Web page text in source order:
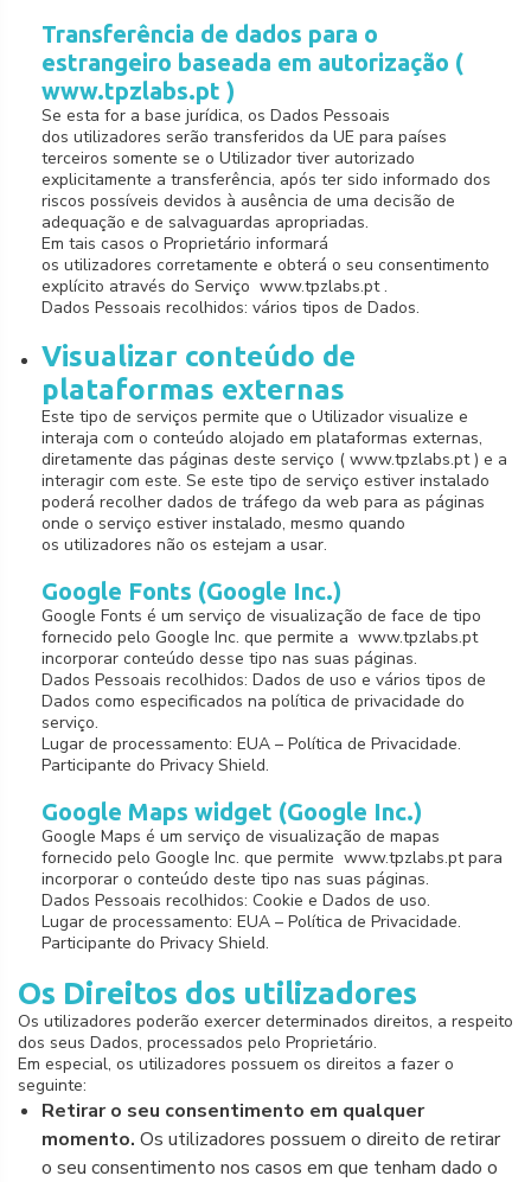
Transferência de dados para o
estrangeiro baseada em autorização (
www.tpzlabs.pt )
Se esta for a base jurídica, os Dados Pessoais
dos utilizadores serão transferidos da UE para países
terceiros somente se o Utilizador tiver autorizado
explicitamente a transferência, após ter sido informado dos
riscos possíveis devidos à ausência de uma decisão de
adequação e de salvaguardas apropriadas.
Em tais casos o Proprietário informará
os utilizadores corretamente e obterá o seu consentimento
explícito através do Serviço www.tpzlabs.pt .
Dados Pessoais recolhidos: vários tipos de Dados.
Visualizar conteúdo de
plataformas externas
Este tipo de serviços permite que o Utilizador visualize e
interaja com o conteúdo alojado em plataformas externas,
diretamente das páginas deste serviço ( www.tpzlabs.pt ) e a
interagir com este. Se este tipo de serviço estiver instalado
poderá recolher dados de tráfego da web para as páginas
onde o serviço estiver instalado, mesmo quando
os utilizadores não os estejam a usar.
Google Fonts (Google Inc.)
Google Fonts é um serviço de visualização de face de tipo
fornecido pelo Google Inc. que permite a www.tpzlabs.pt
incorporar conteúdo desse tipo nas suas páginas.
Dados Pessoais recolhidos: Dados de uso e vários tipos de
Dados como especificados na política de privacidade do
serviço.
Lugar de processamento: EUA – Política de Privacidade.
Participante do Privacy Shield.
Google Maps widget (Google Inc.)
Google Maps é um serviço de visualização de mapas
fornecido pelo Google Inc. que permite www.tpzlabs.pt para
incorporar o conteúdo deste tipo nas suas páginas.
Dados Pessoais recolhidos: Cookie e Dados de uso.
Lugar de processamento: EUA – Política de Privacidade.
Participante do Privacy Shield.
Os Direitos dos utilizadores
Os utilizadores poderão exercer determinados direitos, a respeito
dos seus Dados, processados pelo Proprietário.
Em especial, os utilizadores possuem os direitos a fazer o
seguinte:
Retirar o seu consentimento em qualquer
momento. Os utilizadores possuem o direito de retirar
o seu consentimento nos casos em que tenham dado o